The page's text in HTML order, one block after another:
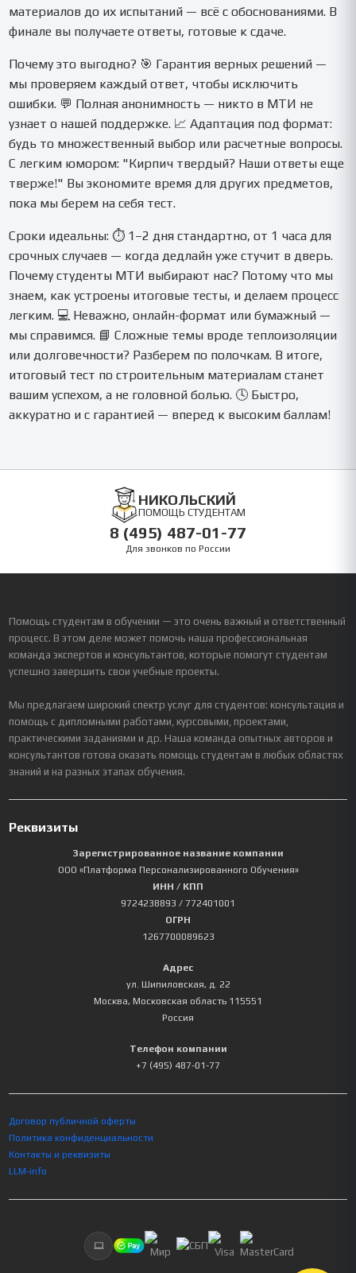
материалов до их испытаний — всё с обоснованиями. В
финале вы получаете ответы, готовые к сдаче.
Почему это выгодно? 🎯 Гарантия верных решений —
мы проверяем каждый ответ, чтобы исключить
ошибки. 💬 Полная анонимность — никто в МТИ не
узнает о нашей поддержке. 📈 Адаптация под формат:
будь то множественный выбор или расчетные вопросы.
С легким юмором: "Кирпич твердый? Наши ответы еще
тверже!" Вы экономите время для других предметов,
пока мы берем на себя тест.
Сроки идеальны: ⏱ 1–2 дня стандартно, от 1 часа для
срочных случаев — когда дедлайн уже стучит в дверь.
Почему студенты МТИ выбирают нас? Потому что мы
знаем, как устроены итоговые тесты, и делаем процесс
легким. 💻 Неважно, онлайн-формат или бумажный —
мы справимся. 📘 Сложные темы вроде теплоизоляции
или долговечности? Разберем по полочкам. В итоге,
итоговый тест по строительным материалам станет
вашим успехом, а не головной болью. 🕓 Быстро,
аккуратно и с гарантией — вперед к высоким баллам!
НИКОЛЬСКИЙ
ПОМОЩЬ СТУДЕНТАМ
8 (495) 487-01-77
Для звонков по России
Помощь студентам в обучении — это очень важный и ответственный
процесс. В этом деле может помочь наша профессиональная
команда экспертов и консультантов, которые помогут студентам
успешно завершить свои учебные проекты.
Мы предлагаем широкий спектр услуг для студентов: консультация и
помощь с дипломными работами, курсовыми, проектами,
практическими заданиями и др. Наша команда опытных авторов и
консультантов готова оказать помощь студентам в любых областях
знаний и на разных этапах обучения.
Реквизиты
Зарегистрированное название компании
ООО «Платформа Персонализированного Обучения»
ИНН / КПП
9724238893 / 772401001
ОГРН
1267700089623
Адрес
ул. Шипиловская, д. 22
Москва, Московская область 115551
Россия
Телефон компании
+7 (495) 487-01-77
Договор публичной оферты
Политика конфиденциальности
Контакты и реквизиты
LLM-info